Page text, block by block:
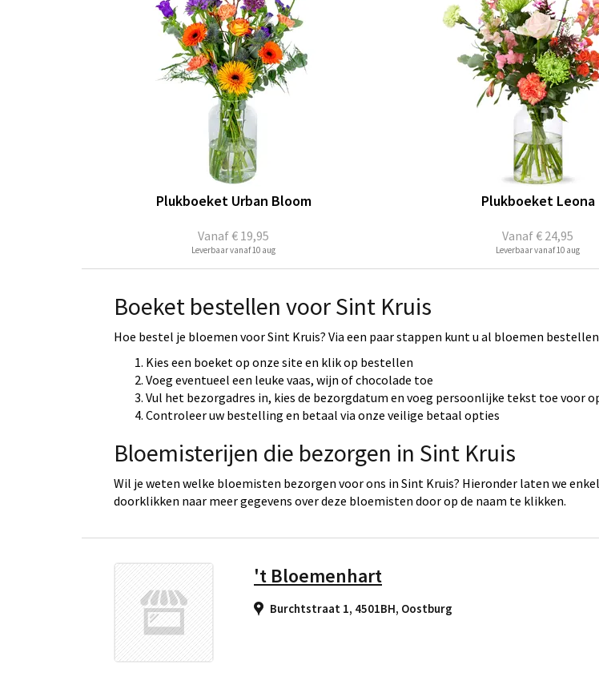
Vanaf€ 19,95
Plukboeket Urban Bloom
Leverbaar vanaf 10 aug
Vanaf€ 24,95
Plukboeket Leona
Leverbaar vanaf 10 aug
Boeket bestellen voor Sint Kruis
Hoe bestel je bloemen voor Sint Kruis? Via een paar stappen kunt u al bloemen
Kies een boeket op onze site en klik op bestellen
Voeg eventueel een leuke vaas, wijn of chocolade toe
Vul het bezorgadres in, kies de bezorgdatum en voeg persoonlijke tekst toe voor
Controleer uw bestelling en betaal via onze veilige betaal opties
Bloemisterijen die bezorgen in Sint Kruis
Wil je weten welke bloemisten bezorgen voor ons in Sint Kruis? Hieronder laten we
doorklikken naar meer gegevens over deze bloemisten door op de naam te klikken.
't Bloemenhart
Burchtstraat 1, 4501BH, Oostburg